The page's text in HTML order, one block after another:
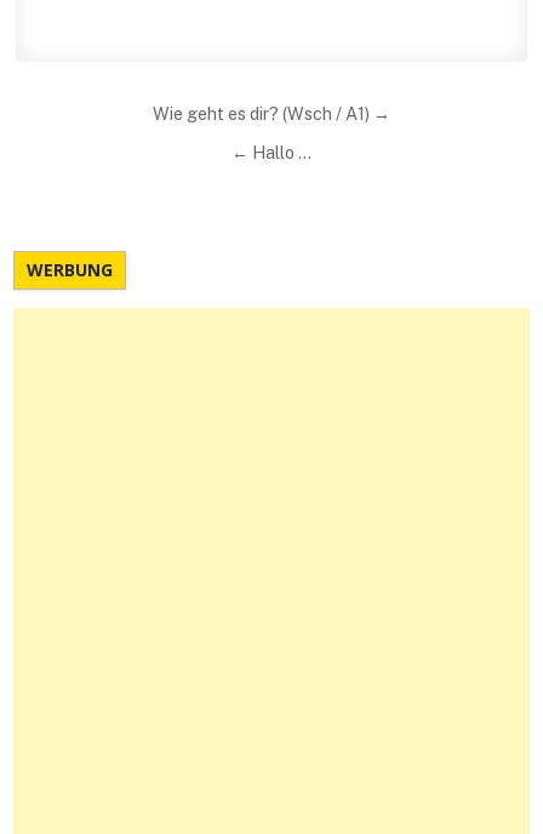
Beitragsnavigation
Wie geht es dir? (Wsch / A1) →
← Hallo …
WERBUNG